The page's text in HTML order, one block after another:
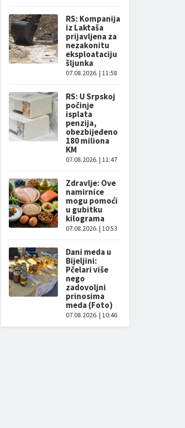
RS: Kompanija
iz Laktaša
prijavljena za
nezakonitu
eksploataciju
šljunka
07.08.2026. | 11:58
RS: U Srpskoj
počinje
isplata
penzija,
obezbijeđeno
180 miliona
KM
07.08.2026. | 11:47
Zdravlje: Ove
namirnice
mogu pomoći
u gubitku
kilograma
07.08.2026. | 10:53
Dani meda u
Bijeljini:
Pčelari više
nego
zadovoljni
prinosima
meda (Foto)
07.08.2026. | 10:46